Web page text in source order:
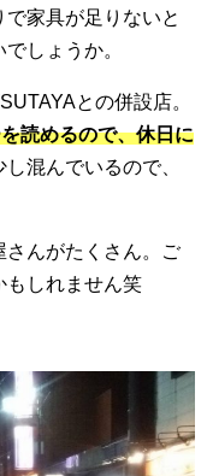
家具が足りないと
しょうか。
との併設店。
読めるので、休日に
混んでいるので、
さんがたくさん。ご
もしれません笑